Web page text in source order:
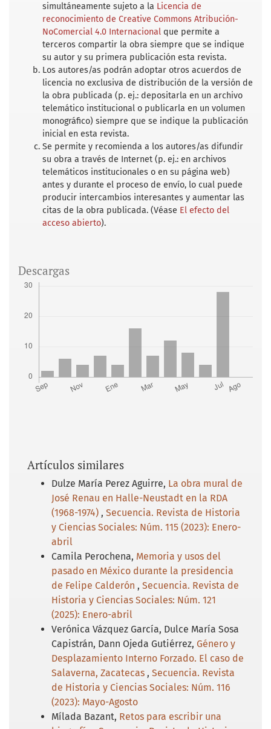
simultáneamente sujeto a la Licencia de
reconocimiento de Creative Commons Atribución-
NoComercial 4.0 Internacional que permite a
terceros compartir la obra siempre que se indique
su autor y su primera publicación esta revista.
Los autores/as podrán adoptar otros acuerdos de
licencia no exclusiva de distribución de la versión de
la obra publicada (p. ej.: depositarla en un archivo
telemático institucional o publicarla en un volumen
monográfico) siempre que se indique la publicación
inicial en esta revista.
Se permite y recomienda a los autores/as difundir
su obra a través de Internet (p. ej.: en archivos
telemáticos institucionales o en su página web)
antes y durante el proceso de envío, lo cual puede
producir intercambios interesantes y aumentar las
citas de la obra publicada. (Véase El efecto del
acceso abierto).
Descargas
Artículos similares
Dulze María Perez Aguirre, La obra mural de
José Renau en Halle-Neustadt en la RDA
(1968-1974) , Secuencia. Revista de Historia
y Ciencias Sociales: Núm. 115 (2023): Enero-
abril
Camila Perochena, Memoria y usos del
pasado en México durante la presidencia
de Felipe Calderón , Secuencia. Revista de
Historia y Ciencias Sociales: Núm. 121
(2025): Enero-abril
Verónica Vázquez García, Dulce María Sosa
Capistrán, Dann Ojeda Gutiérrez, Género y
Desplazamiento Interno Forzado. El caso de
Salaverna, Zacatecas , Secuencia. Revista
de Historia y Ciencias Sociales: Núm. 116
(2023): Mayo-Agosto
Mílada Bazant, Retos para escribir una